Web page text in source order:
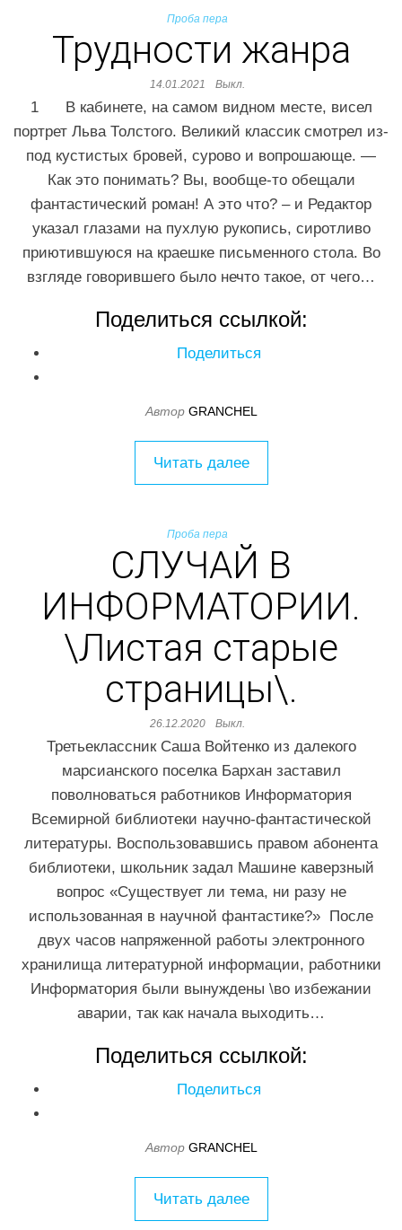
Проба пера
Трудности жанра
14.01.2021 Выкл.
1 В кабинете, на самом видном месте, висел
портрет Льва Толстого. Великий классик смотрел из-
под кустистых бровей, сурово и вопрошающе. —
Как это понимать? Вы, вообще-то обещали
фантастический роман! А это что? – и Редактор
указал глазами на пухлую рукопись, сиротливо
приютившуюся на краешке письменного стола. Во
взгляде говорившего было нечто такое, от чего…
Поделиться ссылкой:
Поделиться
Автор GRANCHEL
Читать далее
Проба пера
СЛУЧАЙ В
ИНФОРМАТОРИИ.
\Листая старые
страницы\.
26.12.2020 Выкл.
Третьеклассник Саша Войтенко из далекого
марсианского поселка Бархан заставил
поволноваться работников Информатория
Всемирной библиотеки научно-фантастической
литературы. Воспользовавшись правом абонента
библиотеки, школьник задал Машине каверзный
вопрос «Существует ли тема, ни разу не
использованная в научной фантастике?» После
двух часов напряженной работы электронного
хранилища литературной информации, работники
Информатория были вынуждены \во избежании
аварии, так как начала выходить…
Поделиться ссылкой:
Поделиться
Автор GRANCHEL
Читать далее